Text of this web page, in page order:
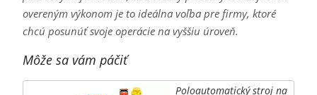
overeným výkonom je to ideálna voľba pre firmy, ktoré
chcú posunúť svoje operácie na vyššiu úroveň.
Môže sa vám páčiť
Poloautomatický stroj na